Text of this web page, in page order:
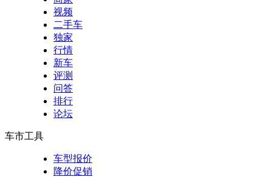
视频
二手车
独家
行情
新车
评测
问答
排行
论坛
车市工具
车型报价
降价促销